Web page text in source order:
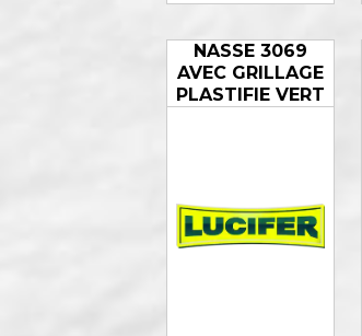
NASSE 3069
AVEC GRILLAGE
PLASTIFIE VERT